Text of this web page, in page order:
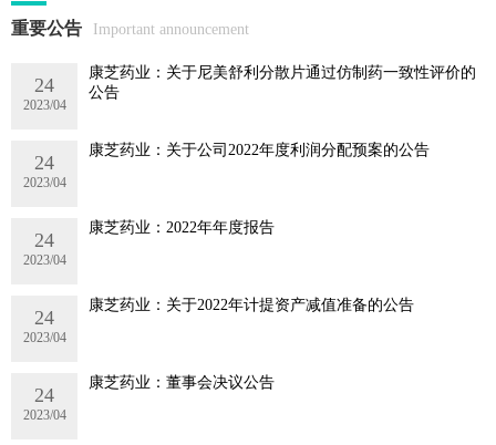
重要公告 Important announcement
24
2023/04
康芝药业：关于尼美舒利分散片通过仿制药一致性评价的
公告
24
2023/04
康芝药业：关于公司2022年度利润分配预案的公告
24
2023/04
康芝药业：2022年年度报告
24
2023/04
康芝药业：关于2022年计提资产减值准备的公告
24
2023/04
康芝药业：董事会决议公告